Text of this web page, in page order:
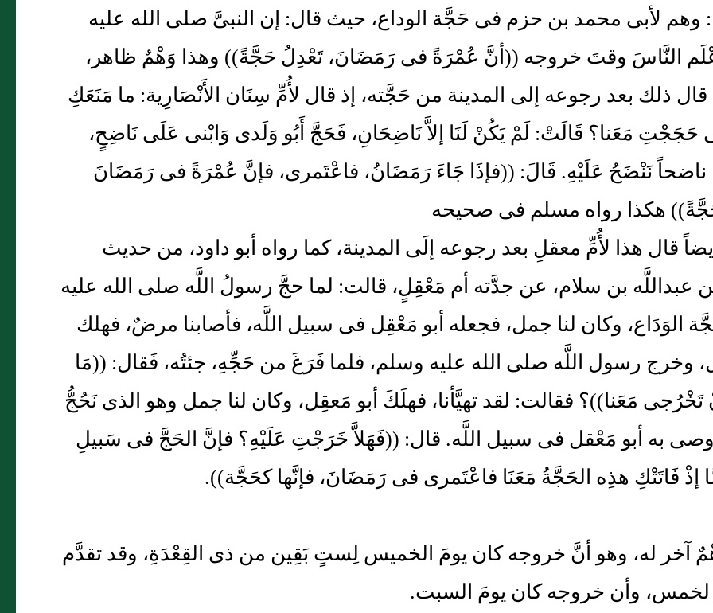
وهم لأبى محمد بن حزم فى حَجَّة الوداع، حيث قال: إن النبىَّ صلى الله عليه
النَّاسَ وقتَ خروجه ((أنَّ عُمْرَةً فى رَمَضَانَ، تَعْدِلُ حَجَّةً)) وهذا وَهْمٌ ظاهر،
قال ذلك بعد رجوعه إلى المدينة من حَجَّته، إذ قال لأُمِّ سِنَان الأَنْصَارِية: ما مَنَعَكِ
حَجَجْتِ مَعَنا؟ قَالَتْ: لَمْ يَكُنْ لَنَا إلاَّ نَاضِحَانِ، فَحَجَّ أَبُو وَلَدى وَابْنى عَلَى نَاضِحٍ،
ناضحاً نَنْضَحُ عَلَيْهِ. قَالَ: ((فإذَا جَاءَ رَمَضَانُ، فاعْتَمرى، فإنَّ عُمْرَةً فى رَمَضَانَ
هكذا رواه مسلم فى صحيحه
قال هذا لأُمِّ معقلِ بعد رجوعه إلَى المدينة، كما رواه أبو داود، من حديث
بن سلام، عن جدَّته أم مَعْقِلٍ، قالت: لما حجَّ رسولُ اللَّه صلى الله عليه
الوَدَاع، وكان لنا جمل، فجعله أبو مَعْقِل فى سبيل اللَّه، فأصابنا مرضٌ، فهلك
وخرج رسول اللَّه صلى الله عليه وسلم، فلما فَرَغَ من حَجِّهِ، جئتُه، فَقال: ((مَا
مَعَنا))؟ فقالت: لقد تهيَّأنا، فهلَكَ أبو مَعقِل، وكان لنا جمل وهو الذى نَحُجُّ
به أبو مَعْقل فى سبيل اللَّه. قال: ((فَهَلاَّ خَرَجْتِ عَلَيْهِ؟ فإنَّ الحَجَّ فى سَبيلِ
إذْ فَاتَتْكِ هذِه الحَجَّةُ مَعَنَا فاعْتَمرى فى رَمَضَانَ، فإنَّها كحَجَّة)).
آخر له، وهو أنَّ خروجه كان يومَ الخميس لِستٍ بَقِين من ذى القِعْدَةِ، وقد تقدَّم
لخمس، وأن خروجه كان يومَ السبت.